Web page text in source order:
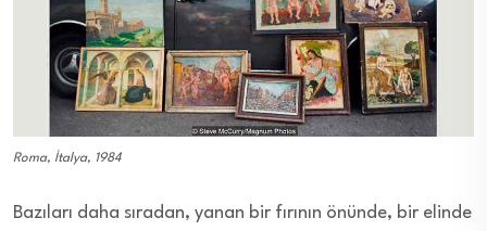
Roma, İtalya, 1984
Bazıları daha sıradan, yanan bir fırının önünde, bir elinde